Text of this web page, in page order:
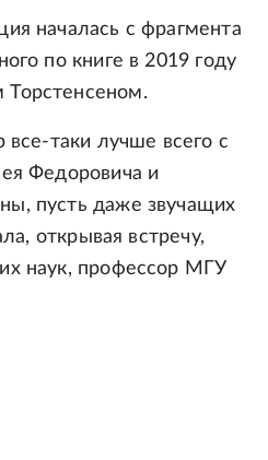
началась с фрагмента
по книге в 2019 году
все-таки лучше всего с
Федоровича и
пусть даже звучащих
открывая встречу,
наук, профессор МГУ